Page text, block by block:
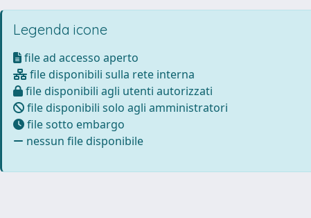
Legenda icone
file ad accesso aperto
file disponibili sulla rete interna
file disponibili agli utenti autorizzati
file disponibili solo agli amministratori
file sotto embargo
nessun file disponibile